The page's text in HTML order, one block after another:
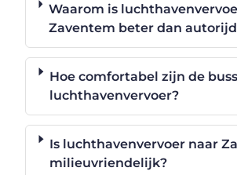
Waarom is
Zaventem beter dan
Hoe comfortabel zijn de
luchthavenvervoer?
Is luchthavenvervoer naar
milieuvriendelijk?